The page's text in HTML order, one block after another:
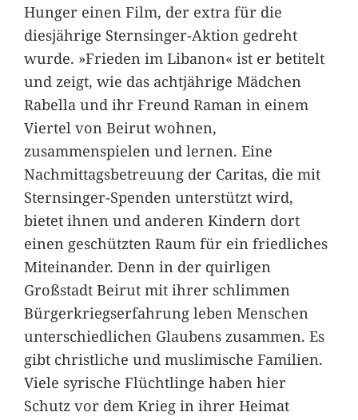
Hunger einen Film, der extra für die
diesjährige Sternsinger-Aktion gedreht
wurde. »Frieden im Libanon« ist er betitelt
und zeigt, wie das achtjährige Mädchen
Rabella und ihr Freund Raman in einem
Viertel von Beirut wohnen,
zusammenspielen und lernen. Eine
Nachmittagsbetreuung der Caritas, die mit
Sternsinger-Spenden unterstützt wird,
bietet ihnen und anderen Kindern dort
einen geschützten Raum für ein friedliches
Miteinander. Denn in der quirligen
Großstadt Beirut mit ihrer schlimmen
Bürgerkriegserfahrung leben Menschen
unterschiedlichen Glaubens zusammen. Es
gibt christliche und muslimische Familien.
Viele syrische Flüchtlinge haben hier
Schutz vor dem Krieg in ihrer Heimat